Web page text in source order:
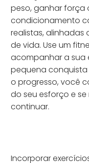
peso, ganhar força
condicionamento
realistas, alinhadas
de vida. Use um
acompanhar a sua
pequena
o progresso, você
do seu esforço e
continuar.
Incorporar